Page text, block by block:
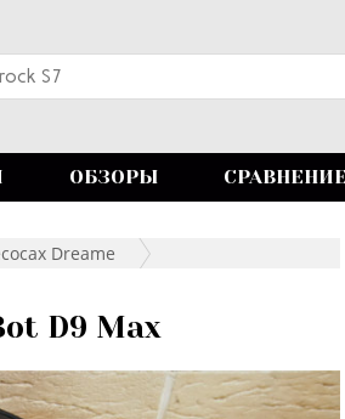
ОБЗОРЫ СРАВНЕНИЕ
Dreame
D9 Max